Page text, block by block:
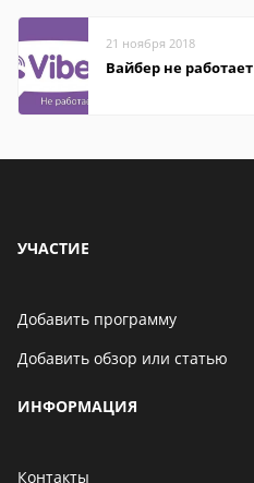
21 ноября 2018
Вайбер не работает
УЧАСТИЕ
Добавить программу
Добавить обзор или статью
ИНФОРМАЦИЯ
Контакты